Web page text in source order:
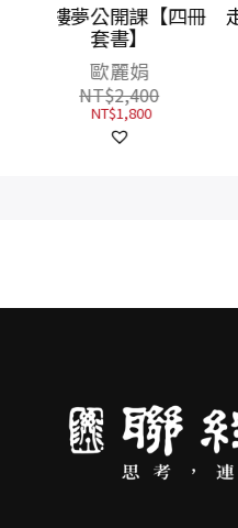
走進台灣新文學史：
方法與視野
陳芳明
NT$400
NT$316